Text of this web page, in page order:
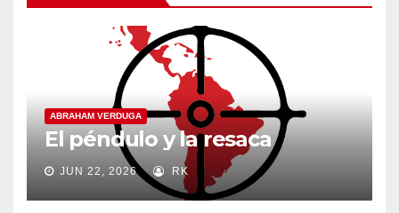
ABRAHAM VERDUGA
El péndulo y la resaca
JUN 22, 2026 RK